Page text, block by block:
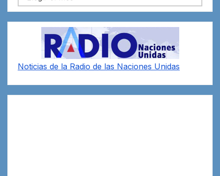
Noticias de la Radio de las Naciones Unidas